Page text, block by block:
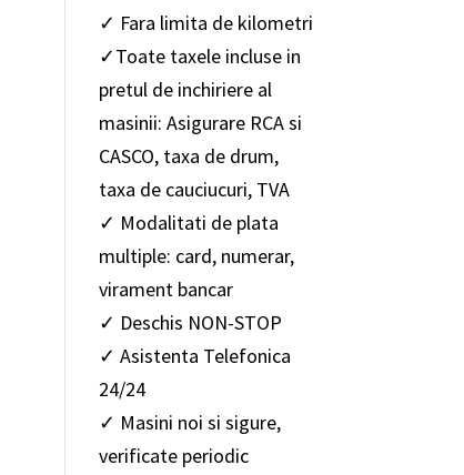
✓ Fara limita de kilometri
✓Toate taxele incluse in
pretul de inchiriere al
masinii: Asigurare RCA si
CASCO, taxa de drum,
taxa de cauciucuri, TVA
✓ Modalitati de plata
multiple: card, numerar,
virament bancar
✓ Deschis NON-STOP
✓ Asistenta Telefonica
24/24
✓ Masini noi si sigure,
verificate periodic